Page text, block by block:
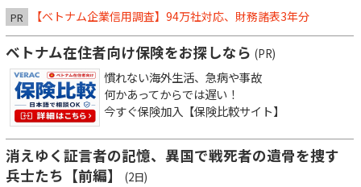
PR 【ベトナム企業信用調査】94万社対応、財務諸表3年分
ベトナム在住者向け保険をお探しなら (PR)
慣れない海外生活、急病や事故
何かあってからでは遅い！
今すぐ保険加入【保険比較サイト】
消えゆく証言者の記憶、異国で戦死者の遺骨を捜す
兵士たち【前編】
(2日)